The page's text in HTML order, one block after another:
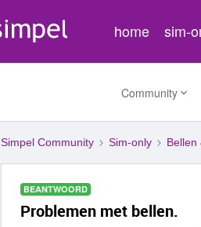
home sim-
Community
Simpel Community Sim-only Bellen
BEANTWOORD
Problemen met bellen.